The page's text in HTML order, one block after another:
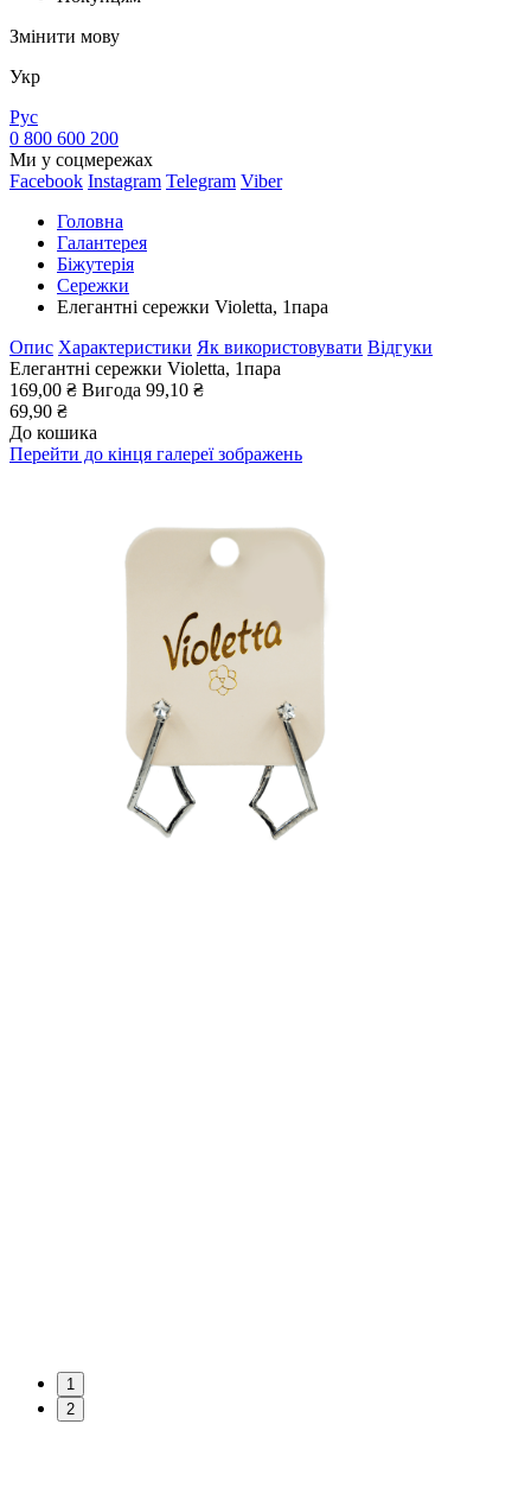
Змінити мову
Укр
Рус
0 800 600 200
Ми у соцмережах
Facebook Instagram Telegram Viber
Головна
Галантерея
Біжутерія
Сережки
Елегантні сережки Violetta, 1пара
Опис Характеристики Як використовувати Відгуки
Елегантні сережки Violetta, 1пара
169,00 ₴ Вигода 99,10 ₴
69,90 ₴
До кошика
Перейти до кінця галереї зображень
1
2